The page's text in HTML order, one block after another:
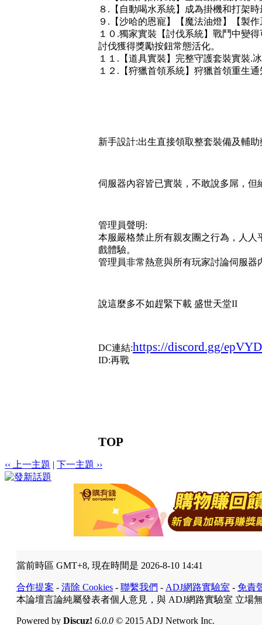
８.【自動喝水系統】成為掛機和打架
９.【沙哈的恩寵】【魔法油燈】【製
１０.獨家實裝【討伐系統】戰鬥中變
討伐獲得獎勵按鈕常態活化。
１１.【道具實裝】完整守護套裝實裝.
１２.【狩獵首領系統】狩獵首領重生
新手設計:出生直接領取整套裝備及輔
伺服器內容皆已實裝，不敢說多屌，
管理員聲明:
本服嚴格禁止所有親友團之行為，人
戲體驗。
管理員非常熱意與所有玩家討論伺服
說這麼多不如趕緊下載 盛世天堂II
DC連結:https://discord.gg/
ID:再戰
TOP
‹‹ 上一主題 | 下一主題 ››
當前時區 GMT+8, 現在時間是 2026-8-10 14:41
合作提案 - 清除 Cookies - 聯繫我們 - ADJ網路實驗室 - 免責
本論壇言論純屬發表者個人意見，與 ADJ網路實驗室 立場
Powered by Discuz! 6.0.0 © 2015 ADJ Network Inc.